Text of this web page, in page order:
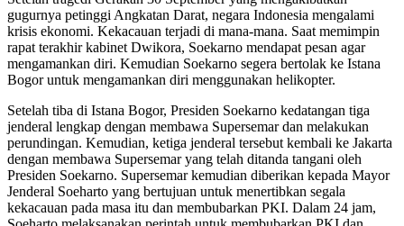
gugurnya petinggi Angkatan Darat, negara Indonesia mengalami
krisis ekonomi. Kekacauan terjadi di mana-mana. Saat memimpin
rapat terakhir kabinet Dwikora, Soekarno mendapat pesan agar
mengamankan diri. Kemudian Soekarno segera bertolak ke Istana
Bogor untuk mengamankan diri menggunakan helikopter.
Setelah tiba di Istana Bogor, Presiden Soekarno kedatangan tiga
jenderal lengkap dengan membawa Supersemar dan melakukan
perundingan. Kemudian, ketiga jenderal tersebut kembali ke Jakarta
dengan membawa Supersemar yang telah ditanda tangani oleh
Presiden Soekarno. Supersemar kemudian diberikan kepada Mayor
Jenderal Soeharto yang bertujuan untuk menertibkan segala
kekacauan pada masa itu dan membubarkan PKI. Dalam 24 jam,